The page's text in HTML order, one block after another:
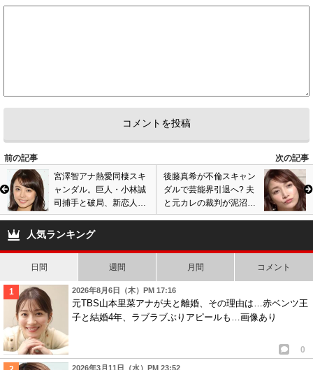
前の記事
次の記事
宮澤智アナ熱愛同棲スキ
ャンダル。巨人・小林誠
司捕手と破局、新恋人は
マッキンゼー社員と週刊
ポスト報道。画像あり
後藤真希が不倫スキャン
ダルで芸能界引退へ? 夫
と元カレの裁判が泥沼
化、和解できず逆にゴマ
人気ランキング
日間 週間 月間 コメント
2026年8月6日（木）PM 17:16
元TBS山本里菜アナが夫と離婚、その理由は…赤ベンツ王
子と結婚4年、ラブラブぶりアピールも…画像あり
0
2026年3月11日（水）PM 23:52